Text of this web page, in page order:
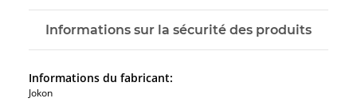
Informations sur la sécurité des produits
Informations du fabricant:
Jokon